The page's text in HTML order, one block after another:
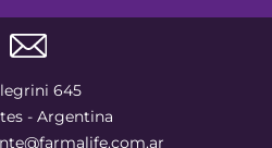
645
- Argentina